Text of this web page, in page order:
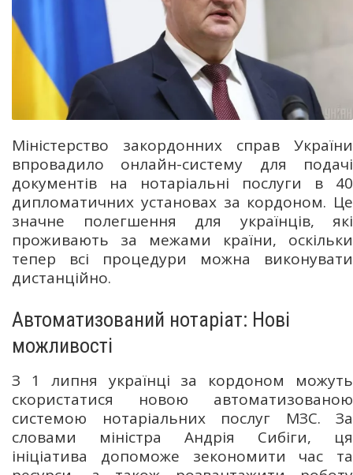
Міністерство закордонних справ України
впровадило онлайн-систему для подачі
документів на нотаріальні послуги в 40
дипломатичних установах за кордоном. Це
значне полегшення для українців, які
проживають за межами країни, оскільки
тепер всі процедури можна виконувати
дистанційно.
Автоматизований нотаріат: Нові
можливості
З 1 липня українці за кордоном можуть
скористатися новою автоматизованою
системою нотаріальних послуг МЗС. За
словами міністра Андрія Сибіги, ця
ініціатива допоможе зекономити час та